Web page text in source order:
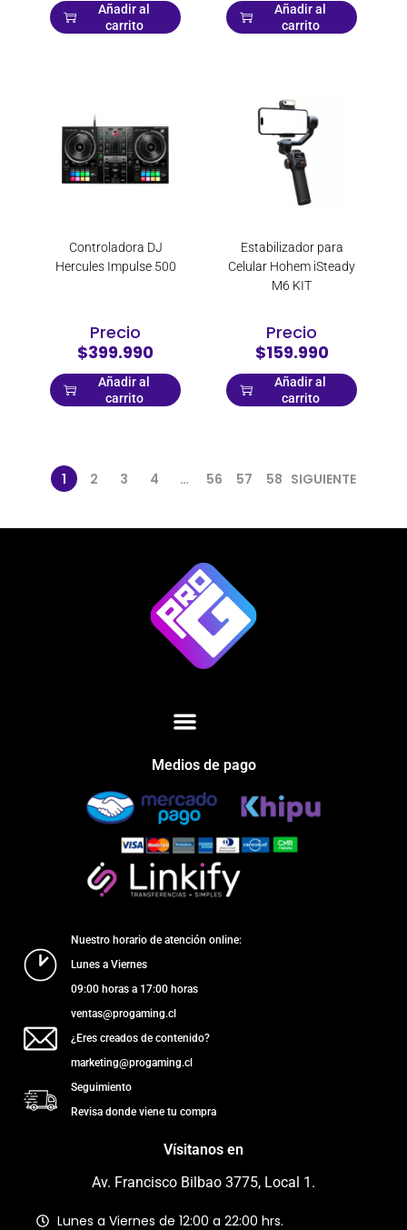
Añadir al
carrito
Añadir al
carrito
Controladora DJ
Hercules Impulse 500
Precio
$399.990
Añadir al
carrito
Estabilizador para
Celular Hohem iSteady
M6 KIT
Precio
$159.990
Añadir al
carrito
1 2 3 4 … 56 57 58 SIGUIENTE
Medios de pago
Nuestro horario de atención online:
Lunes a Viernes
09:00 horas a 17:00 horas
ventas@progaming.cl
¿Eres creados de contenido?
marketing@progaming.cl
Seguimiento
Revisa donde viene tu compra
Vísitanos en
Av. Francisco Bilbao 3775, Local 1.
Lunes a Viernes de 12:00 a 22:00 hrs.